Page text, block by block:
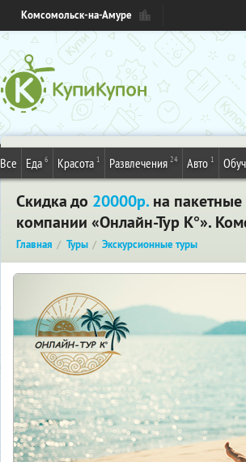
Комсомольск-на-Амуре
Все Еда 6 Красота 1 Развлечения 24 Авто 1
Скидка до 20000р. на
компании «Онлайн-Тур К°».
Главная Туры Экскурсионные туры